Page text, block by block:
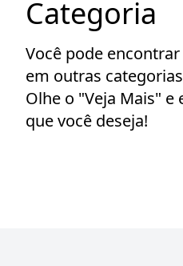
Categoria
Você pode
em outras
Olhe o "Veja Mais"
que você deseja!